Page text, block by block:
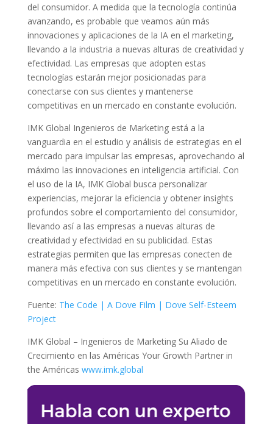
del consumidor. A medida que la tecnología continúa
avanzando, es probable que veamos aún más
innovaciones y aplicaciones de la IA en el marketing,
llevando a la industria a nuevas alturas de creatividad y
efectividad. Las empresas que adopten estas
tecnologías estarán mejor posicionadas para
conectarse con sus clientes y mantenerse
competitivas en un mercado en constante evolución.
IMK Global Ingenieros de Marketing está a la
vanguardia en el estudio y análisis de estrategias en el
mercado para impulsar las empresas, aprovechando al
máximo las innovaciones en inteligencia artificial. Con
el uso de la IA, IMK Global busca personalizar
experiencias, mejorar la eficiencia y obtener insights
profundos sobre el comportamiento del consumidor,
llevando así a las empresas a nuevas alturas de
creatividad y efectividad en su publicidad. Estas
estrategias permiten que las empresas conecten de
manera más efectiva con sus clientes y se mantengan
competitivas en un mercado en constante evolución.
Fuente: The Code | A Dove Film | Dove Self-Esteem
Project
IMK Global – Ingenieros de Marketing Su Aliado de
Crecimiento en las Américas Your Growth Partner in
the Américas www.imk.global